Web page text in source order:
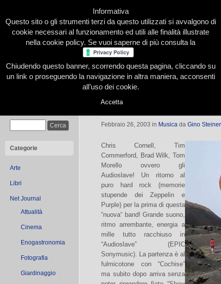
Home Presentazione Redazione Le nostre firme
Categorie
Arte
Libri
Net Journal
Attualità
Cinema
Enogastronomia
Fotografia
Giardinaggio
Audioslave: ritorna il grande hard-
Febbraio 26, 2003 in Musica da Gino
Chris Cornell, Tim
Commerford, Brad Wilk, Tom
Morello ovvero gli
Audioslave! Un ritorno al
puro hard rock (memorie
stupende dei Zeppelin e
Purple) per la prima di questa
“nuova“ band! Grande suono,
ritmo arrembante, energia a
mille tutto racchiuso in
“Audioslave” (EPIC
Sonymusic). La partenza è al
fulmicotone con “Cochise”
ma subito dopo arriva senza
Informativa
Questo sito o gli strumenti terzi da questo utilizzati si avvalgono di
cookie necessari al funzionamento ed utili alle finalità illustrate
nella cookie policy. Se vuoi saperne di più consulta la
Chiudendo questo banner, scorrendo questa pagina, cliccando su
un link o proseguendo la navigazione in altra maniera, acconsenti
all’uso dei cookie.
Accetta